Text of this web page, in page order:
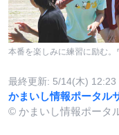
本番を楽しみに練習に励む。
最終更新: 5/14(木) 12:23
かまいし情報ポータル
© かまいし情報ポータ